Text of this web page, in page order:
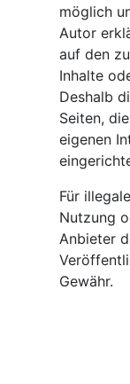
möglich
Autor
auf den
Inhalte
Deshalb
Seiten,
eigenen
Für
Nutzung
Anbieter
Gewähr.